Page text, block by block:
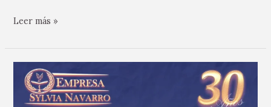
Leer más »
Felicitaciones
nuestra